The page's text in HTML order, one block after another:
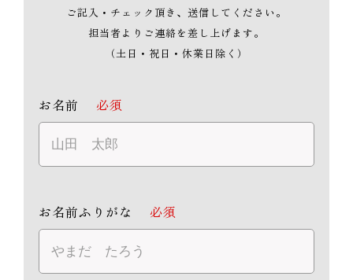
ご記入・チェック頂き、送信してください。
担当者よりご連絡を差し上げます。
（土日・祝日・休業日除く）
お名前 必須
お名前ふりがな 必須